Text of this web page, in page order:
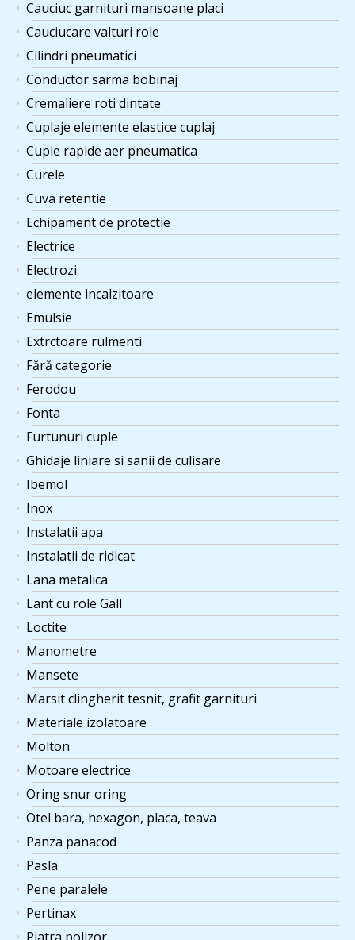
Cauciuc garnituri mansoane placi
Cauciucare valturi role
Cilindri pneumatici
Conductor sarma bobinaj
Cremaliere roti dintate
Cuplaje elemente elastice cuplaj
Cuple rapide aer pneumatica
Curele
Cuva retentie
Echipament de protectie
Electrice
Electrozi
elemente incalzitoare
Emulsie
Extrctoare rulmenti
Fără categorie
Ferodou
Fonta
Furtunuri cuple
Ghidaje liniare si sanii de culisare
Ibemol
Inox
Instalatii apa
Instalatii de ridicat
Lana metalica
Lant cu role Gall
Loctite
Manometre
Mansete
Marsit clingherit tesnit, grafit garnituri
Materiale izolatoare
Molton
Motoare electrice
Oring snur oring
Otel bara, hexagon, placa, teava
Panza panacod
Pasla
Pene paralele
Pertinax